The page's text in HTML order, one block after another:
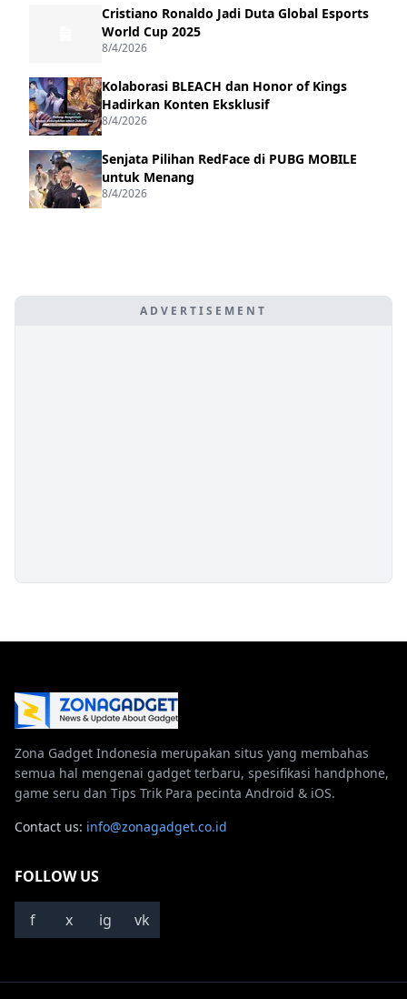
Cristiano Ronaldo Jadi Duta Global Esports
World Cup 2025
8/4/2026
Kolaborasi BLEACH dan Honor of Kings
Hadirkan Konten Eksklusif
8/4/2026
Senjata Pilihan RedFace di PUBG MOBILE
untuk Menang
8/4/2026
ADVERTISEMENT
Zona Gadget Indonesia merupakan situs yang membahas
semua hal mengenai gadget terbaru, spesifikasi handphone,
game seru dan Tips Trik Para pecinta Android & iOS.
Contact us: info@zonagadget.co.id
FOLLOW US
f x ig vk